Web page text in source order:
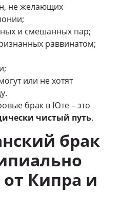
не желающих
и смешанных пар;
раввинатом;
или не хотят
брак в Юте – это
чистый путь.
брак
от Кипра и